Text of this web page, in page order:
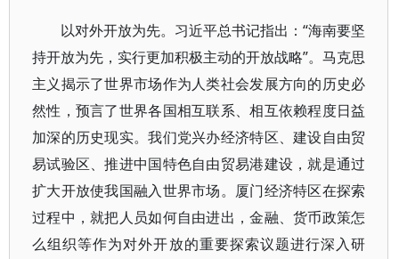
以对外开放为先。习近平总书记指出：“海南要坚
持开放为先，实行更加积极主动的开放战略”。马克思
主义揭示了世界市场作为人类社会发展方向的历史必
然性，预言了世界各国相互联系、相互依赖程度日益
加深的历史现实。我们党兴办经济特区、建设自由贸
易试验区、推进中国特色自由贸易港建设，就是通过
扩大开放使我国融入世界市场。厦门经济特区在探索
过程中，就把人员如何自由进出，金融、货币政策怎
么组织等作为对外开放的重要探索议题进行深入研